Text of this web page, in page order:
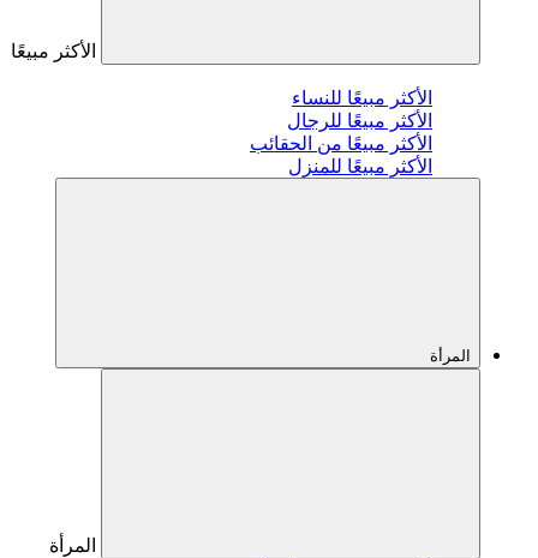
الأكثر مبيعًا
الأكثر مبيعًا للنساء
الأكثر مبيعًا للرجال
الأكثر مبيعًا من الحقائب
الأكثر مبيعًا للمنزل
المرأة
المرأة